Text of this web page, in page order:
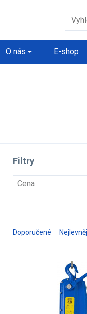
O nás E-shop
Filtry
Cena
Doporučené